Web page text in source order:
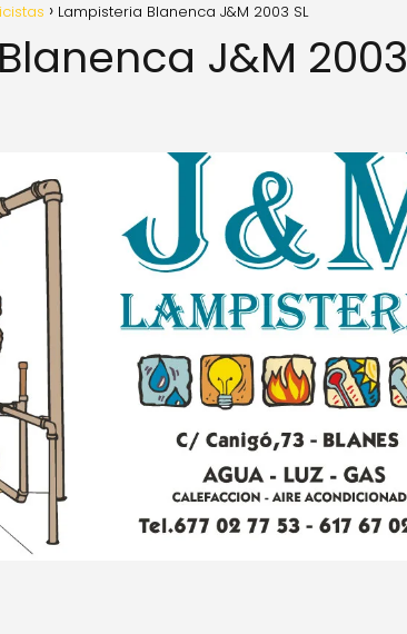
Lampisteria Blanenca J&M 2003 SL
J&M 2003